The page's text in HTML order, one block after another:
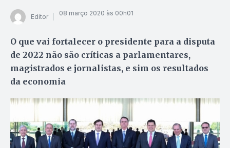
Editor 08 março 2020 às 00h01
O que vai fortalecer o presidente para a disputa
de 2022 não são críticas a parlamentares,
magistrados e jornalistas, e sim os resultados
da economia